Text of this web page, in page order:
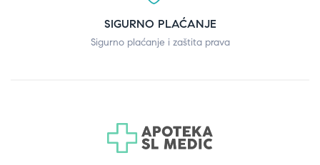
SIGURNO PLAĆANJE
Sigurno plaćanje i zaštita prava